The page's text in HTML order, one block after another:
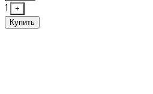
1
+
Купить